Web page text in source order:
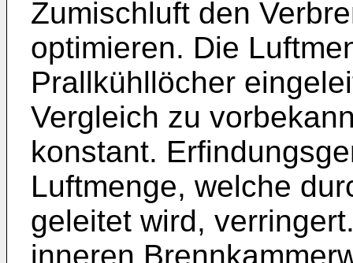
Zumischluft den
optimieren. Die
Prallkühllöcher
Vergleich zu
konstant.
Luftmenge, welche
geleitet wird,
inneren